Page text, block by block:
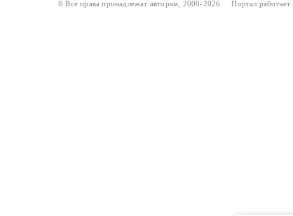
© Все права принадлежат авторам, 2000-2026 Портал работает